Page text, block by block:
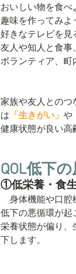
おいしい物を食べ
趣味を作ってみよ
好きなテレビを見
友人や知人と食事
ボランティア、町
家族や友人とのつ
は 「生きがい」 や
健康状態が良い高
QOL低下
①低栄養・食
身体機能や口腔
低下の悪循環が起
栄養状態が偏り、
下します。